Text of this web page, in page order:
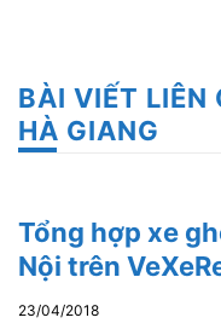
BÀI VIẾT LIÊN
HÀ GIANG
Tổng hợp xe
Nội trên
23/04/2018